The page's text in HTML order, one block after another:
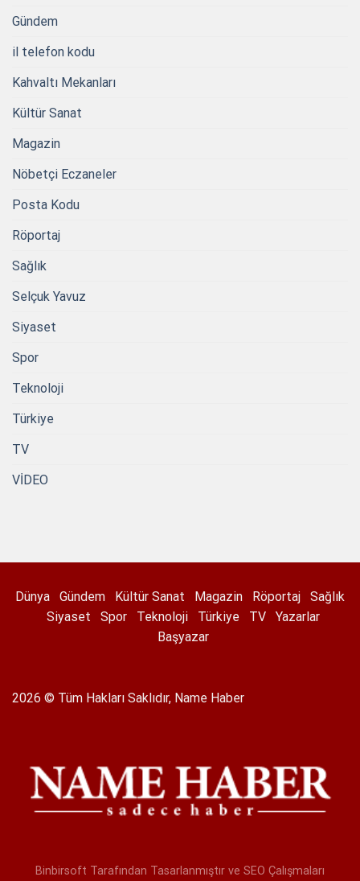
Gündem
il telefon kodu
Kahvaltı Mekanları
Kültür Sanat
Magazin
Nöbetçi Eczaneler
Posta Kodu
Röportaj
Sağlık
Selçuk Yavuz
Siyaset
Spor
Teknoloji
Türkiye
TV
VİDEO
Dünya Gündem Kültür Sanat Magazin Röportaj
Sağlık
Siyaset
Spor Teknoloji Türkiye TV
Yazarlar
Başyazar
2026 © Tüm Hakları Saklıdır, Name Haber
Binbirsoft Tarafından Tasarlanmıştır ve SEO Çalışmaları